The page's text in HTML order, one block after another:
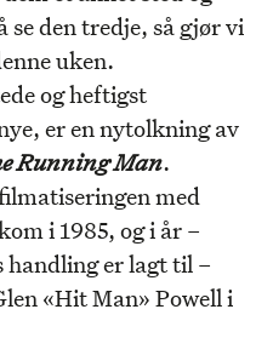
den tredje, så gjør vi
uken.
og heftigst
er en nytolkning av
Running Man.
med
i 1985, og i år –
handling er lagt til –
«Hit Man» Powell i